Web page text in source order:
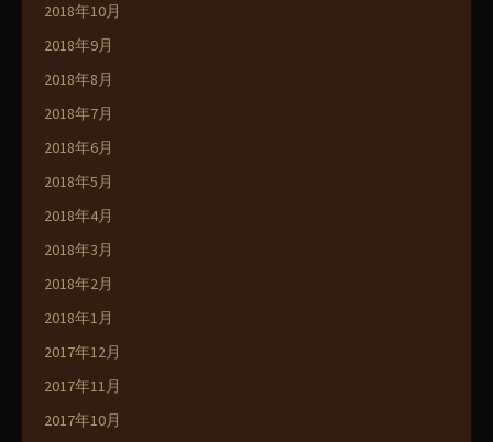
2018年10月
2018年9月
2018年8月
2018年7月
2018年6月
2018年5月
2018年4月
2018年3月
2018年2月
2018年1月
2017年12月
2017年11月
2017年10月